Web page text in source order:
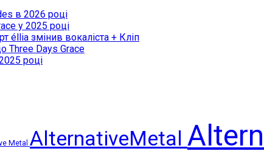
в 2026 році
у 2025 році
éllia змінив вокаліста + Кліп
Three Days Grace
році
Metal AlternativeMetal